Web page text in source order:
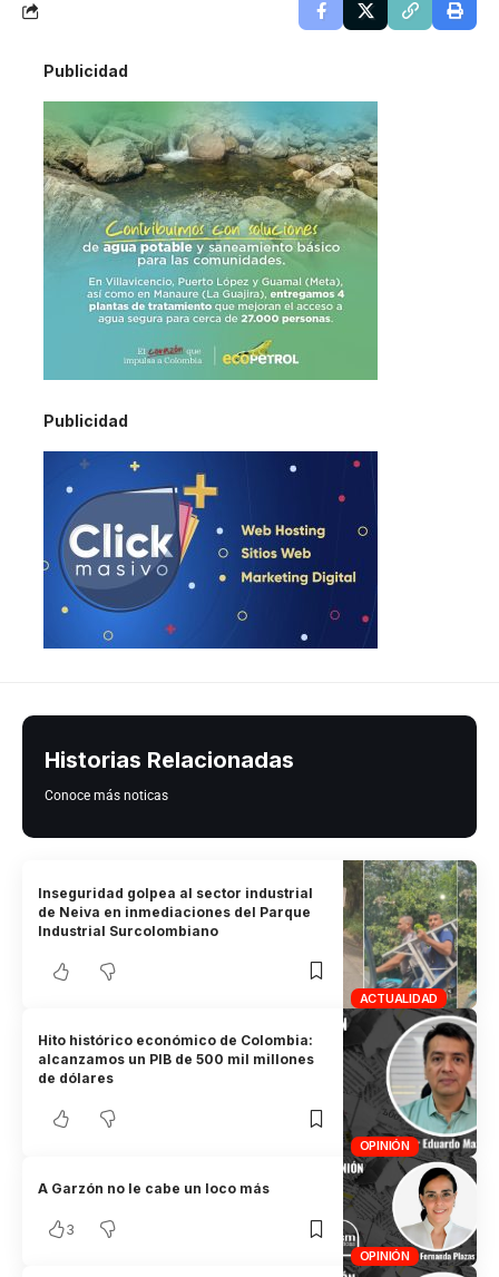
Publicidad
Publicidad
Historias Relacionadas
Conoce más noticas
ACTUALIDAD
Inseguridad golpea al sector industrial
de Neiva en inmediaciones del Parque
Industrial Surcolombiano
OPINIÓN
Hito histórico económico de Colombia:
alcanzamos un PIB de 500 mil millones
de dólares
OPINIÓN
A Garzón no le cabe un loco más
3